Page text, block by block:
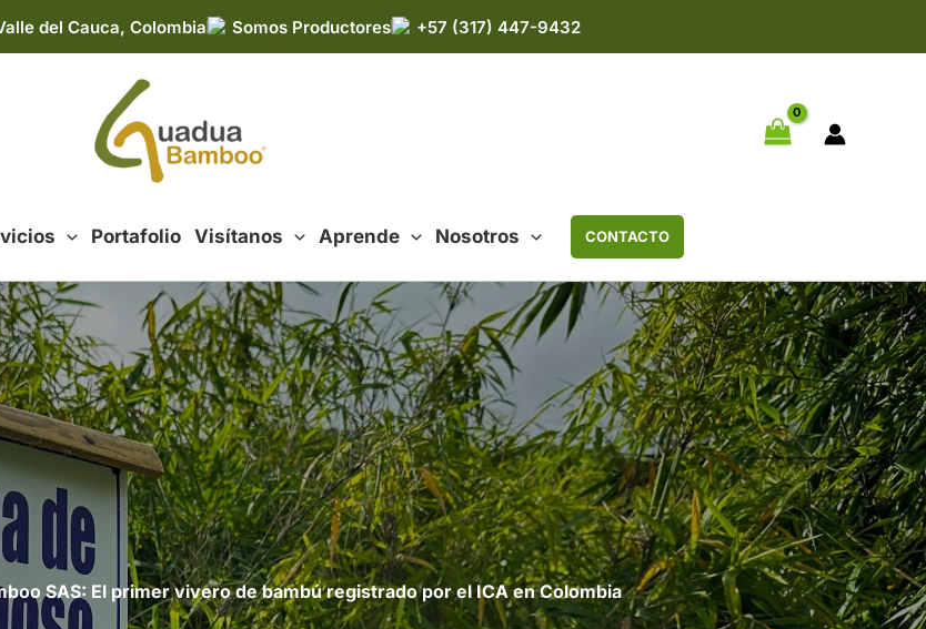
del Cauca, Colombia Somos Productores +57 (317) 447-9432
Portafolio Visítanos Aprende Nosotros CONTACTO
SAS: El primer vivero de bambú registrado por el ICA en Colombia